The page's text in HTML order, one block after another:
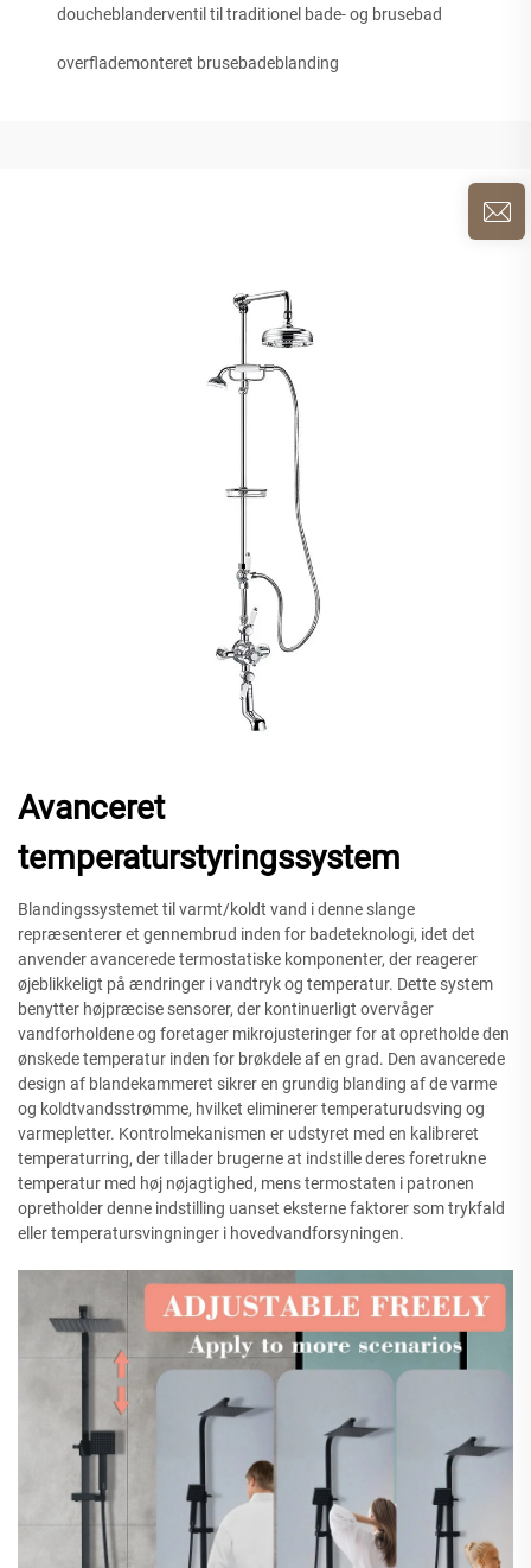
doucheblanderventil til traditionel bade- og brusebad
overflademonteret brusebadeblanding
Avanceret
temperaturstyringssystem
Blandingssystemet til varmt/koldt vand i denne slange
repræsenterer et gennembrud inden for badeteknologi, idet det
anvender avancerede termostatiske komponenter, der reagerer
øjeblikkeligt på ændringer i vandtryk og temperatur. Dette system
benytter højpræcise sensorer, der kontinuerligt overvåger
vandforholdene og foretager mikrojusteringer for at opretholde den
ønskede temperatur inden for brøkdele af en grad. Den avancerede
design af blandekammeret sikrer en grundig blanding af de varme
og koldtvandsstrømme, hvilket eliminerer temperaturudsving og
varmepletter. Kontrolmekanismen er udstyret med en kalibreret
temperaturring, der tillader brugerne at indstille deres foretrukne
temperatur med høj nøjagtighed, mens termostaten i patronen
opretholder denne indstilling uanset eksterne faktorer som trykfald
eller temperatursvingninger i hovedvandforsyningen.